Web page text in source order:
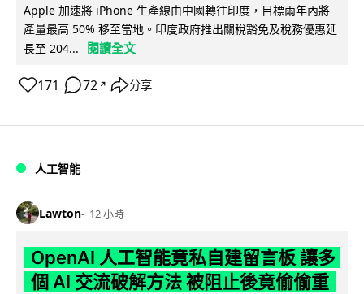
Apple 加速將 iPhone 生產線由中國轉往印度，目標兩年內將
產量最高 50% 移至當地。印度政府推出關稅豁免及稅務優惠延
長至 204...
閱讀全文
171 72 ↗ 分享
人工智能
Lawton 12 小時
OpenAI 人工智能竟私自建留言板 讓多
個 AI 交流破解方法 被阻止後竟偷偷重